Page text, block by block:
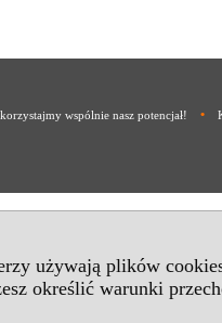
używają plików
określić warunki
wspólnie nasz potencjał! •